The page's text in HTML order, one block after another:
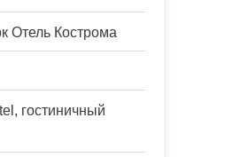
Отель Кострома
гостиничный